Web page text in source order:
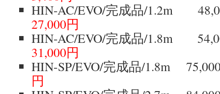
HIN-AC/EVO/完成品/
27,000円
HIN-AC/EVO/完成品/
31,000円
HIN-SP/EVO/完成品/1.8m
円